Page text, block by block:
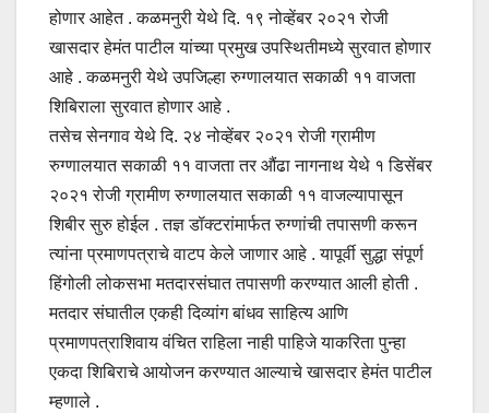
होणार आहेत . कळमनुरी येथे दि. १९ नोव्हेंबर २०२१ रोजी
खासदार हेमंत पाटील यांच्या प्रमुख उपस्थितीमध्ये सुरवात होणार
आहे . कळमनुरी येथे उपजिल्हा रुग्णालयात सकाळी ११ वाजता
शिबिराला सुरवात होणार आहे .
तसेच सेनगाव येथे दि. २४ नोव्हेंबर २०२१ रोजी ग्रामीण
रुग्णालयात सकाळी ११ वाजता तर औंढा नागनाथ येथे १ डिसेंबर
२०२१ रोजी ग्रामीण रुग्णालयात सकाळी ११ वाजल्यापासून
शिबीर सुरु होईल . तज्ञ डॉक्टरांमार्फत रुग्णांची तपासणी करून
त्यांना प्रमाणपत्राचे वाटप केले जाणार आहे . यापूर्वी सुद्धा संपूर्ण
हिंगोली लोकसभा मतदारसंघात तपासणी करण्यात आली होती .
मतदार संघातील एकही दिव्यांग बांधव साहित्य आणि
प्रमाणपत्राशिवाय वंचित राहिला नाही पाहिजे याकरिता पुन्हा
एकदा शिबिराचे आयोजन करण्यात आल्याचे खासदार हेमंत पाटील
म्हणाले .